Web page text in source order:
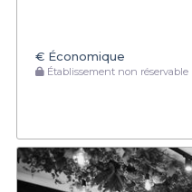
€ Économique
Établissement non réservable